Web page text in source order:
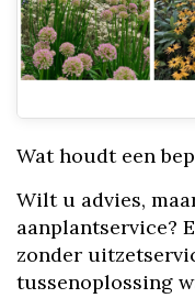
Wat houdt een
Wilt u advies,
aanplantservice?
zonder
tussenoplossing